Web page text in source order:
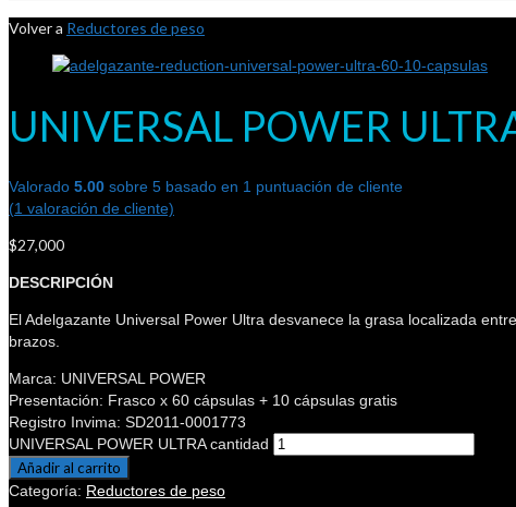
Volver a Reductores de peso
UNIVERSAL POWER
Valorado 5.00 sobre 5 basado en 1 puntuación de cliente
(1 valoración de cliente)
$27,000
DESCRIPCIÓN
El Adelgazante Universal Power Ultra desvanece la grasa localizada
brazos.
Marca: UNIVERSAL POWER
Presentación: Frasco x 60 cápsulas + 10 cápsulas gratis
Registro Invima: SD2011-0001773
UNIVERSAL POWER ULTRA cantidad
Añadir al carrito
Categoría: Reductores de peso